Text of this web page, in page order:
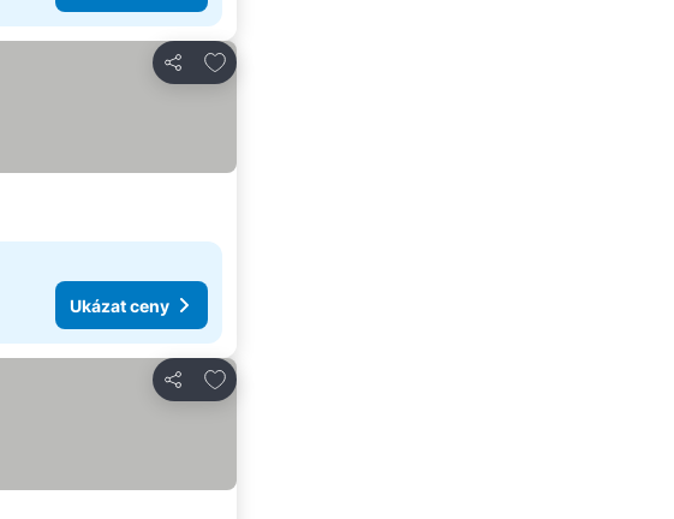
Sdílet
Přidat na seznam oblíbených hotelů
Ukázat ceny
Sdílet
Přidat na seznam oblíbených hotelů